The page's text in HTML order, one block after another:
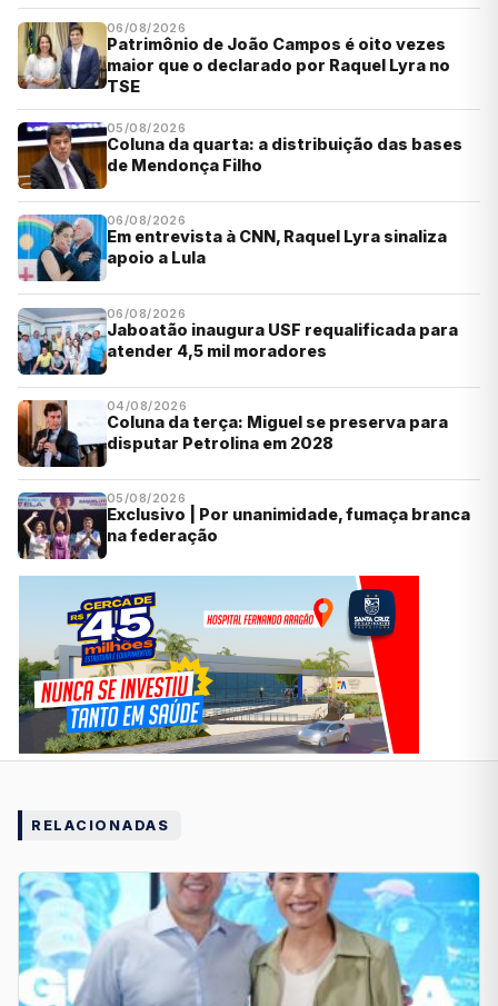
06/08/2026
Patrimônio de João Campos é oito vezes
maior que o declarado por Raquel Lyra no
TSE
05/08/2026
Coluna da quarta: a distribuição das bases
de Mendonça Filho
06/08/2026
Em entrevista à CNN, Raquel Lyra sinaliza
apoio a Lula
06/08/2026
Jaboatão inaugura USF requalificada para
atender 4,5 mil moradores
04/08/2026
Coluna da terça: Miguel se preserva para
disputar Petrolina em 2028
05/08/2026
Exclusivo | Por unanimidade, fumaça branca
na federação
RELACIONADAS